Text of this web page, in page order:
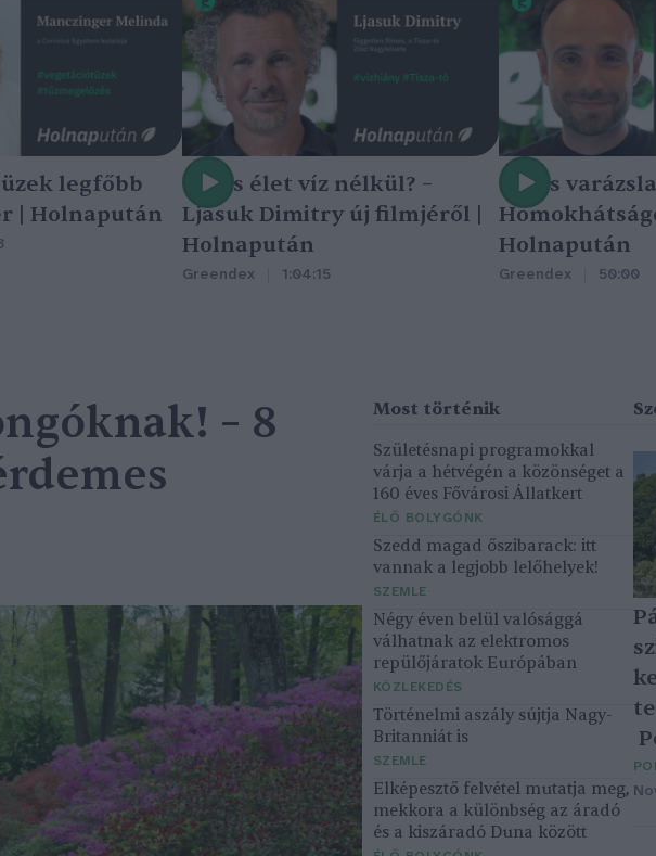
legfőbb
| Holnapután
Nincs élet víz nélkül? –
Ljasuk Dimitry új filmjéről |
Holnapután
Greendex 1:04:15
Nincs
Holnapután
Greendex 50:00
– 8
Születésnapi programokkal
várja a hétvégén a közönséget a
160 éves Fővárosi Állatkert
ÉLŐ BOLYGÓNK
Szedd magad őszibarack: itt
vannak a legjobb lelőhelyek!
SZEMLE
Négy éven belül valósággá
válhatnak az elektromos
repülőjáratok Európában
KÖZLEKEDÉS
Történelmi aszály sújtja Nagy-
Britanniát is
SZEMLE
Elképesztő felvétel mutatja meg,
mekkora a különbség az áradó
és a kiszáradó Duna között